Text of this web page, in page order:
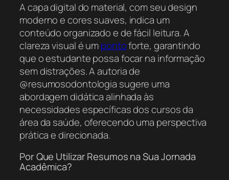
A capa digital do material, com seu design
moderno e cores suaves, indica um
conteúdo organizado e de fácil leitura. A
clareza visual é umpontoforte, garantindo
que o estudante possa focar na informação
sem distrações. A autoria de
@resumosodontologia sugere uma
abordagem didática alinhada às
necessidades específicas dos cursos da
área da saúde, oferecendo uma perspectiva
prática e direcionada.
Por Que Utilizar Resumos na Sua Jornada
Acadêmica?